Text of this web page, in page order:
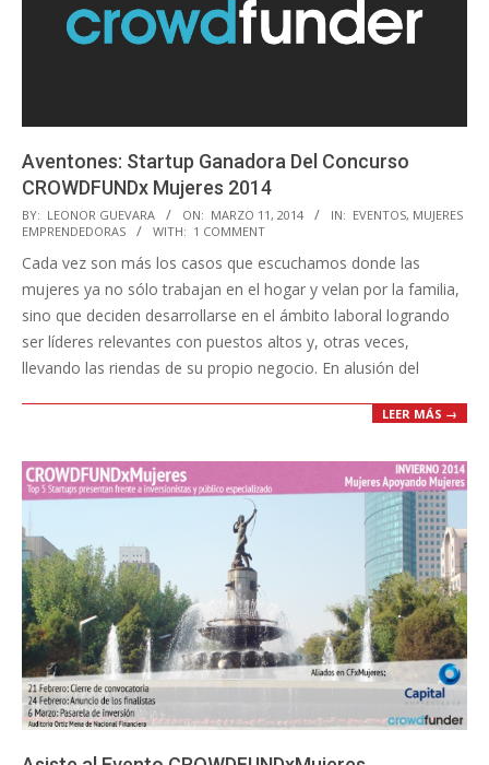
Aventones: Startup Ganadora Del Concurso
CROWDFUNDx Mujeres 2014
2014-
03-
11
BY: LEONOR GUEVARA ON: MARZO 11, 2014 IN: EVENTOS, MUJERES
EMPRENDEDORAS
WITH: 1 COMMENT
Cada vez son más los casos que escuchamos donde las
mujeres ya no sólo trabajan en el hogar y velan por la familia,
sino que deciden desarrollarse en el ámbito laboral logrando
ser líderes relevantes con puestos altos y, otras veces,
llevando las riendas de su propio negocio. En alusión del
LEER MÁS →